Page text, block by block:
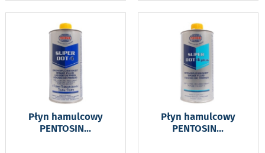
Płyn hamulcowy
PENTOSIN...
Płyn hamulcowy
PENTOSIN...